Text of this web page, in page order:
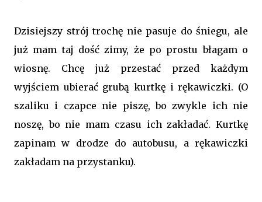
Dzisiejszy strój trochę nie pasuje do śniegu, ale
już mam taj dość zimy, że po prostu błagam o
wiosnę. Chcę już przestać przed każdym
wyjściem ubierać grubą kurtkę i rękawiczki. (O
szaliku i czapce nie piszę, bo zwykle ich nie
noszę, bo nie mam czasu ich zakładać. Kurtkę
zapinam w drodze do autobusu, a rękawiczki
zakładam na przystanku).